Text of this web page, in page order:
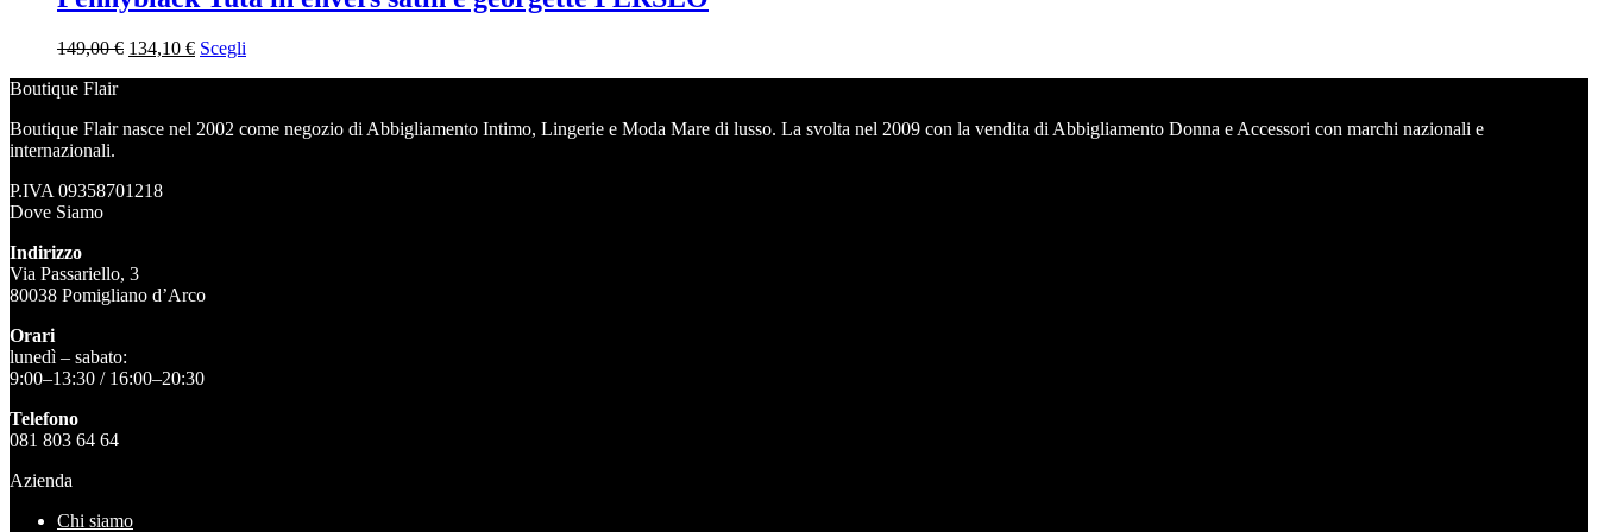
149,00€ Il
149,00 €.
134,10 €Il
134,10 €.
Scegli
Boutique Flair
Boutique Flair nasce nel 2002 come negozio di Abbigliamento Intimo, Lingerie e Moda Mare di lusso. La svolta nel 2009 con la vendita di Abbigliamento Donna e Accessori con marchi nazionali e
internazionali.
P.IVA 09358701218
Dove Siamo
Indirizzo
Via Passariello, 3
80038 Pomigliano d’Arco
Orari
lunedì – sabato:
9:00–13:30 / 16:00–20:30
Telefono
081 803 64 64
Azienda
Chi siamo